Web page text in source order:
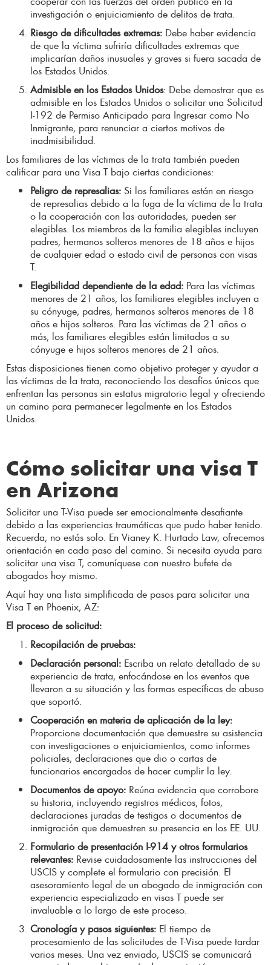
investigación o enjuiciamiento de delitos de trata.
Riesgo de dificultades extremas: Debe haber evidencia
de que la víctima sufriría dificultades extremas que
implicarían daños inusuales y graves si fuera sacada de
los Estados Unidos.
Admisible en los Estados Unidos: Debe demostrar que es
admisible en los Estados Unidos o solicitar una Solicitud
I-192 de Permiso Anticipado para Ingresar como No
Inmigrante, para renunciar a ciertos motivos de
inadmisibilidad.
Los familiares de las víctimas de la trata también pueden
calificar para una Visa T bajo ciertas condiciones:
Peligro de represalias: Si los familiares están en riesgo
de represalias debido a la fuga de la víctima de la trata
o la cooperación con las autoridades, pueden ser
elegibles. Los miembros de la familia elegibles incluyen
padres, hermanos solteros menores de 18 años e hijos
de cualquier edad o estado civil de personas con visas
T.
Elegibilidad dependiente de la edad: Para las víctimas
menores de 21 años, los familiares elegibles incluyen a
su cónyuge, padres, hermanos solteros menores de 18
años e hijos solteros. Para las víctimas de 21 años o
más, los familiares elegibles están limitados a su
cónyuge e hijos solteros menores de 21 años.
Estas disposiciones tienen como objetivo proteger y ayudar a
las víctimas de la trata, reconociendo los desafíos únicos que
enfrentan las personas sin estatus migratorio legal y ofreciendo
un camino para permanecer legalmente en los Estados
Unidos.
Cómo solicitar una visa T
en Arizona
Solicitar una T-Visa puede ser emocionalmente desafiante
debido a las experiencias traumáticas que pudo haber tenido.
Recuerda, no estás solo. En Vianey K. Hurtado Law, ofrecemos
orientación en cada paso del camino. Si necesita ayuda para
solicitar una visa T, comuníquese con nuestro bufete de
abogados hoy mismo.
Aquí hay una lista simplificada de pasos para solicitar una
Visa T en Phoenix, AZ:
El proceso de solicitud:
Recopilación de pruebas:
Declaración personal: Escriba un relato detallado de su
experiencia de trata, enfocándose en los eventos que
llevaron a su situación y las formas específicas de abuso
que soportó.
Cooperación en materia de aplicación de la ley:
Proporcione documentación que demuestre su asistencia
con investigaciones o enjuiciamientos, como informes
policiales, declaraciones que dio o cartas de
funcionarios encargados de hacer cumplir la ley.
Documentos de apoyo: Reúna evidencia que corrobore
su historia, incluyendo registros médicos, fotos,
declaraciones juradas de testigos o documentos de
inmigración que demuestren su presencia en los EE. UU.
Formulario de presentación I-914 y otros formularios
relevantes: Revise cuidadosamente las instrucciones del
USCIS y complete el formulario con precisión. El
asesoramiento legal de un abogado de inmigración con
experiencia especializado en visas T puede ser
invaluable a lo largo de este proceso.
Cronología y pasos siguientes: El tiempo de
procesamiento de las solicitudes de T-Visa puede tardar
varios meses. Una vez enviado, USCIS se comunicará